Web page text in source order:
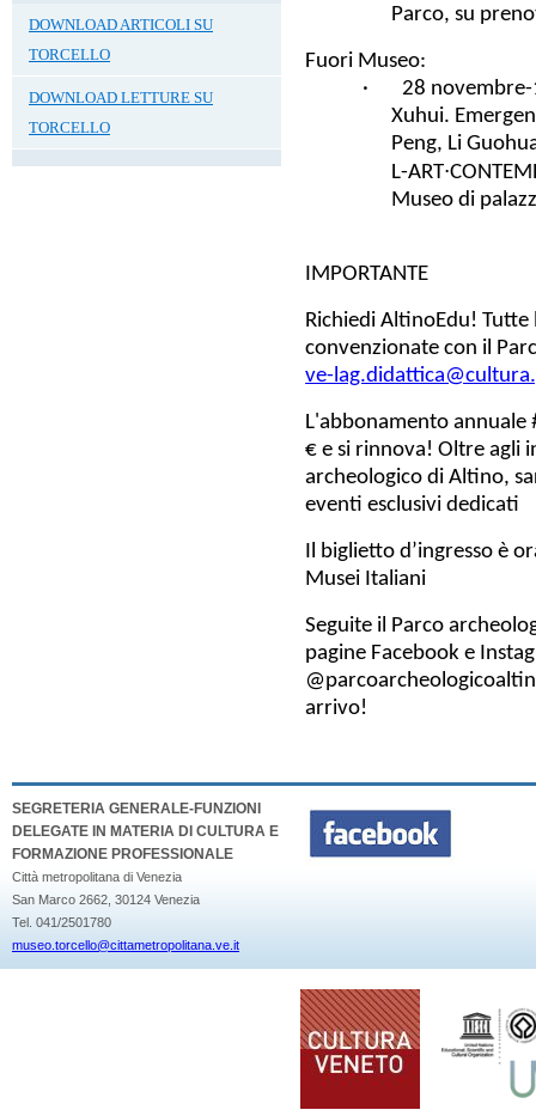
DOWNLOAD ARTICOLI SU
TORCELLO
DOWNLOAD LETTURE SU
TORCELLO
Parco,su
Fuori Museo:
·28
Xuhui.
Peng, Li
L-
Museo di
IMPORTANTE
RichiediAltinoEdu! Tutte
convenzionate con il
ve-
L'abbonamento annuale
€ e si rinnova! Oltre agli
archeologico di Altino,
eventi esclusivi dedicati
biglietto d’ingresso è
Musei Italiani
Seguite il Parco
pagine Facebooke
arrivo!
SEGRETERIA GENERALE-FUNZIONI
DELEGATE IN MATERIA DI CULTURA E
FORMAZIONE PROFESSIONALE
Città metropolitana di Venezia
San Marco 2662, 30124 Venezia
Tel. 041/2501780
museo.torcello@cittametropolitana.ve.it